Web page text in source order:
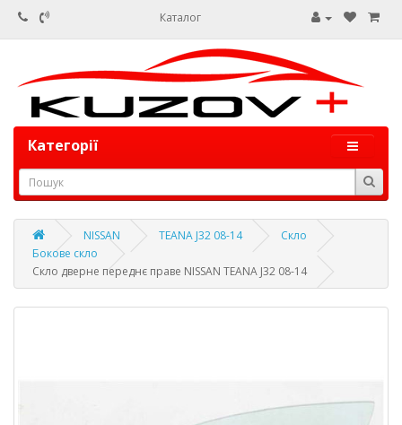
Каталог
Категорії
NISSAN TEANA J32 08-14
Скло
Бокове скло
Скло дверне переднє праве NISSAN TEANA J32 08-14